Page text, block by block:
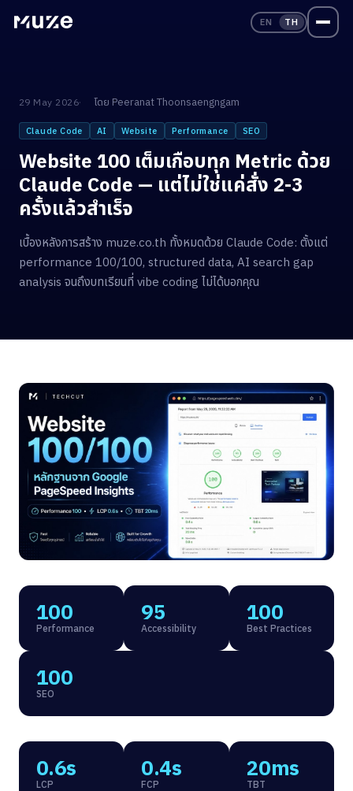
EN TH
29 May 2026 โดย Peeranat Thoonsaengngam
Claude Code AI Website Performance SEO
Website 100 เต็มเกือบทุก Metric ด้วย
Claude Code — แต่ไม่ใช่แค่สั่ง 2-3
ครั้งแล้วสำเร็จ
เบื้องหลังการสร้าง muze.co.th ทั้งหมดด้วย Claude Code: ตั้งแต่
performance 100/100, structured data, AI search gap
analysis จนถึงบทเรียนที่ vibe coding ไม่ได้บอกคุณ
100
Performance
95
Accessibility
100
Best Practices
100
SEO
0.6s
LCP
0.4s
FCP
20ms
TBT